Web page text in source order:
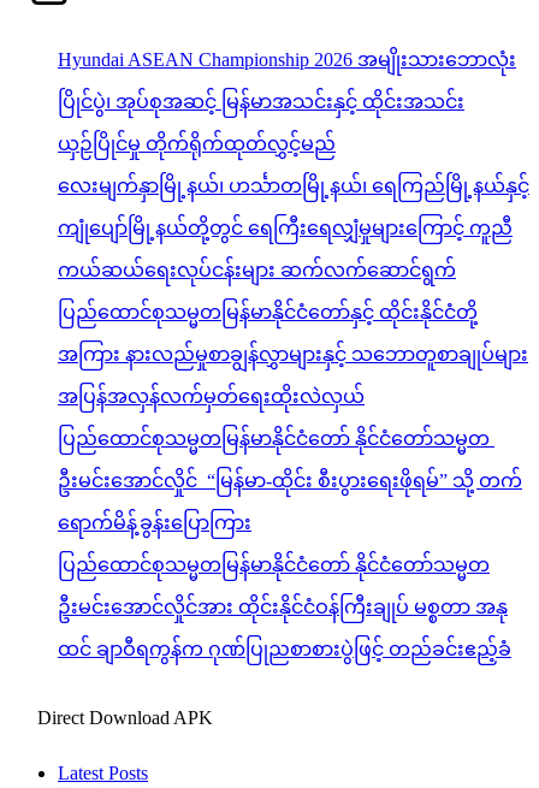
Hyundai ASEAN Championship 2026 အမျိုးသားဘောလုံး
ပြိုင်ပွဲ၊ အုပ်စုအဆင့် မြန်မာအသင်းနှင့် ထိုင်းအသင်း
ယှဉ်ပြိုင်မှု တိုက်ရိုက်ထုတ်လွှင့်မည်
လေးမျက်နှာမြို့နယ်၊ ဟင်္သာတမြို့နယ်၊ ရေကြည်မြို့နယ်နှင့်
ကျုံပျော်မြို့နယ်တို့တွင် ရေကြီးရေလျှံမှုများကြောင့် ကူညီ
ကယ်ဆယ်ရေးလုပ်ငန်းများ ဆက်လက်ဆောင်ရွက်
ပြည်ထောင်စုသမ္မတမြန်မာနိုင်ငံတော်နှင့် ထိုင်းနိုင်ငံတို့
အကြား နားလည်မှုစာချွန်လွှာများနှင့် သဘောတူစာချုပ်များ
အပြန်အလှန်လက်မှတ်ရေးထိုးလဲလှယ်
ပြည်ထောင်စုသမ္မတမြန်မာနိုင်ငံတော် နိုင်ငံတော်သမ္မတ
ဦးမင်းအောင်လှိုင် “မြန်မာ-ထိုင်း စီးပွားရေးဖိုရမ်” သို့ တက်
ရောက်မိန့်ခွန်းပြောကြား
ပြည်ထောင်စုသမ္မတမြန်မာနိုင်ငံတော် နိုင်ငံတော်သမ္မတ
ဦးမင်းအောင်လှိုင်အား ထိုင်းနိုင်ငံဝန်ကြီးချုပ် မစ္စတာ အနု
ထင် ချာဝီရကွန်က ဂုဏ်ပြုညစာစားပွဲဖြင့် တည်ခင်းဧည့်ခံ
Direct Download APK
Latest Posts